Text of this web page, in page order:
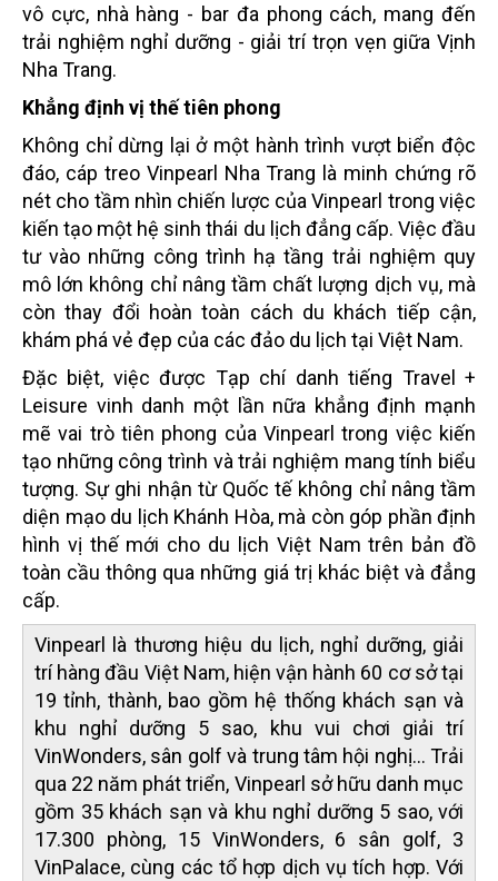
vô cực, nhà hàng - bar đa phong cách, mang đến
trải nghiệm nghỉ dưỡng - giải trí trọn vẹn giữa Vịnh
Nha Trang.
Khẳng định vị thế tiên phong
Không chỉ dừng lại ở một hành trình vượt biển độc
đáo, cáp treo Vinpearl Nha Trang là minh chứng rõ
nét cho tầm nhìn chiến lược của Vinpearl trong việc
kiến tạo một hệ sinh thái du lịch đẳng cấp. Việc đầu
tư vào những công trình hạ tầng trải nghiệm quy
mô lớn không chỉ nâng tầm chất lượng dịch vụ, mà
còn thay đổi hoàn toàn cách du khách tiếp cận,
khám phá vẻ đẹp của các đảo du lịch tại Việt Nam.
Đặc biệt, việc được Tạp chí danh tiếng Travel +
Leisure vinh danh một lần nữa khẳng định mạnh
mẽ vai trò tiên phong của Vinpearl trong việc kiến
tạo những công trình và trải nghiệm mang tính biểu
tượng. Sự ghi nhận từ Quốc tế không chỉ nâng tầm
diện mạo du lịch Khánh Hòa, mà còn góp phần định
hình vị thế mới cho du lịch Việt Nam trên bản đồ
toàn cầu thông qua những giá trị khác biệt và đẳng
cấp.
Vinpearl là thương hiệu du lịch, nghỉ dưỡng, giải
trí hàng đầu Việt Nam, hiện vận hành 60 cơ sở tại
19 tỉnh, thành, bao gồm hệ thống khách sạn và
khu nghỉ dưỡng 5 sao, khu vui chơi giải trí
VinWonders, sân golf và trung tâm hội nghị... Trải
qua 22 năm phát triển, Vinpearl sở hữu danh mục
gồm 35 khách sạn và khu nghỉ dưỡng 5 sao, với
17.300 phòng, 15 VinWonders, 6 sân golf, 3
VinPalace, cùng các tổ hợp dịch vụ tích hợp. Với